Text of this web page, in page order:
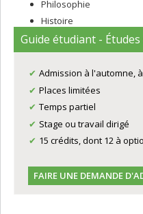
Philosophie
Histoire
Guide étudiant -
Admission à l'automne,
Places limitées
Temps partiel
Stage ou travail dirigé
15 crédits, dont 12 à
FAIRE UNE DEMANDE